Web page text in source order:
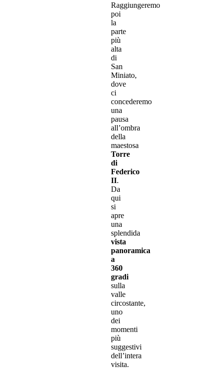
Raggiungeremo
poi
la
parte
più
alta
di
San
Miniato,
dove
ci
concederemo
una
pausa
all’ombra
della
maestosa
Torre
di
Federico
II.
Da
qui
si
apre
una
splendida
vista
panoramica
a
360
gradi
sulla
valle
circostante,
uno
dei
momenti
più
suggestivi
dell’intera
visita.